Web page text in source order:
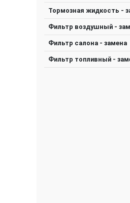
Тормозная жидкость -
Фильтр воздушный -
Фильтр салона - замена
Фильтр топливный -